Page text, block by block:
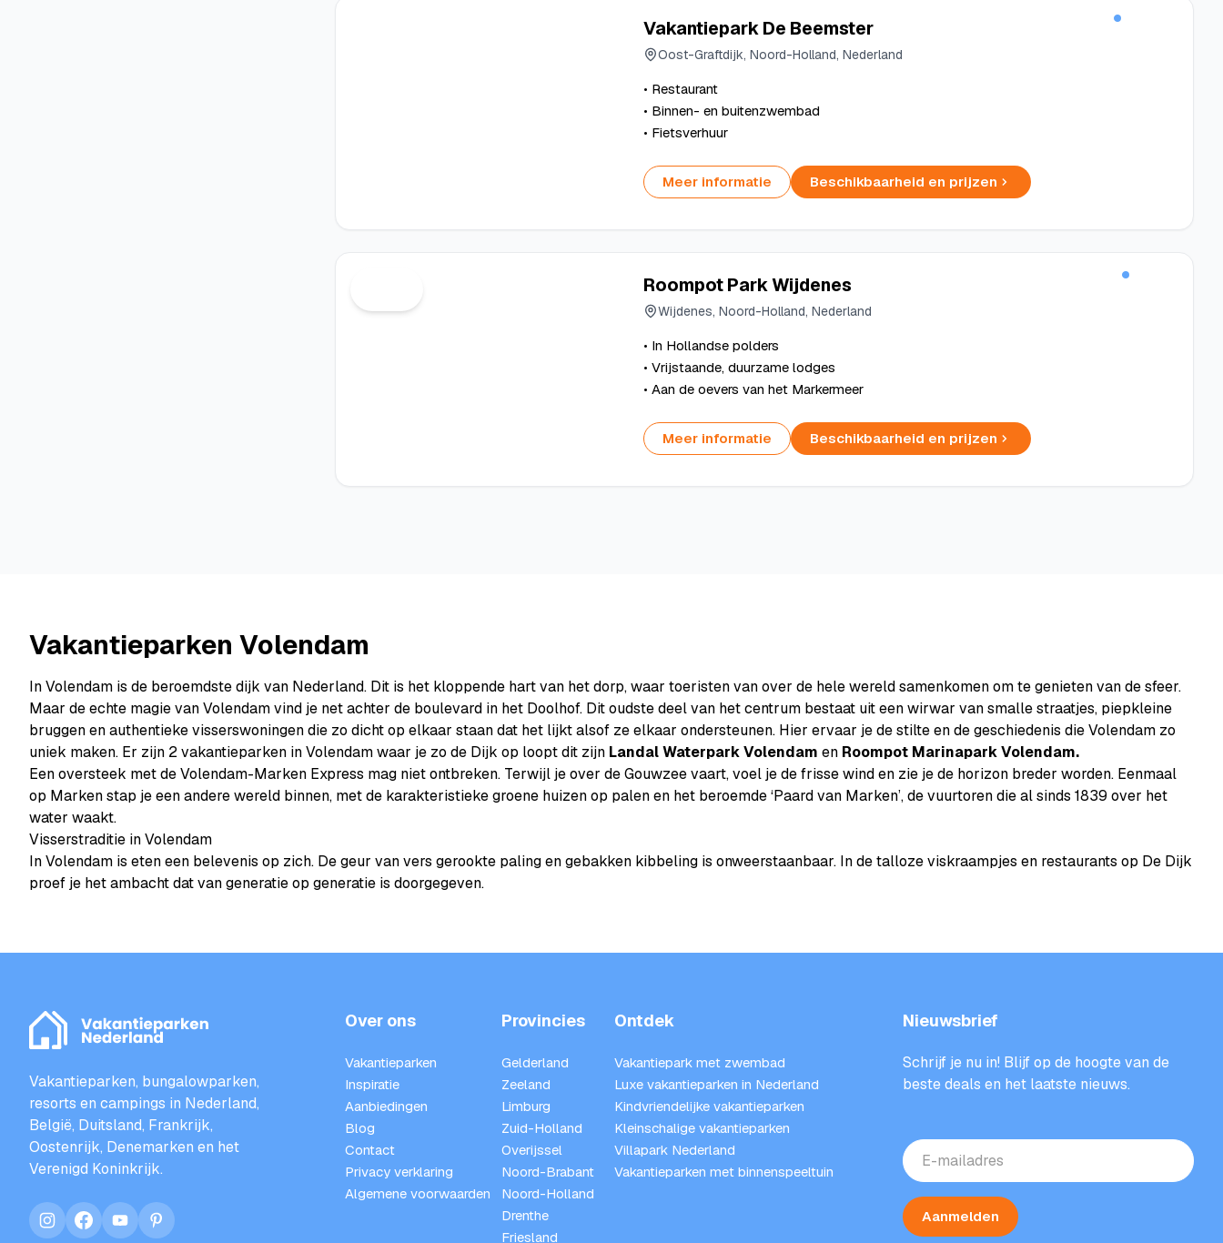
Vakantiepark De Beemster
Oost-Graftdijk, Noord-Holland, Nederland
• Restaurant
• Binnen- en buitenzwembad
• Fietsverhuur
Beschikbaarheid en prijzen
Meer informatie
Roompot Park Wijdenes
Wijdenes, Noord-Holland, Nederland
• In Hollandse polders
• Vrijstaande, duurzame lodges
• Aan de oevers van het Markermeer
Beschikbaarheid en prijzen
Meer informatie
Vakantieparken Volendam
In Volendam is de beroemdste dijk van Nederland. Dit is het kloppende hart van het dorp, waar toeristen van over de hele wereld samenkomen om te genieten van de sfeer.
Maar de echte magie van Volendam vind je net achter de boulevard in het Doolhof. Dit oudste deel van het centrum bestaat uit een wirwar van smalle straatjes, piepkleine
bruggen en authentieke visserswoningen die zo dicht op elkaar staan dat het lijkt alsof ze elkaar ondersteunen. Hier ervaar je de stilte en de geschiedenis die Volendam zo
uniek maken. Er zijn 2 vakantieparken in Volendam waar je zo de Dijk op loopt dit zijn Landal Waterpark Volendam en Roompot Marinapark Volendam.
Een oversteek met de Volendam-Marken Express mag niet ontbreken. Terwijl je over de Gouwzee vaart, voel je de frisse wind en zie je de horizon breder worden. Eenmaal
op Marken stap je een andere wereld binnen, met de karakteristieke groene huizen op palen en het beroemde ‘Paard van Marken’, de vuurtoren die al sinds 1839 over het
water waakt.
Visserstraditie in Volendam
In Volendam is eten een belevenis op zich. De geur van vers gerookte paling en gebakken kibbeling is onweerstaanbaar. In de talloze viskraampjes en restaurants op De Dijk
proef je het ambacht dat van generatie op generatie is doorgegeven.
Vakantieparken, bungalowparken,
resorts en campings in Nederland,
België, Duitsland, Frankrijk,
Oostenrijk, Denemarken en het
Verenigd Koninkrijk.
instagramfacebookyoutubepinterest
Over ons
Vakantieparken
Inspiratie
Aanbiedingen
Blog
Contact
Privacy verklaring
Algemene voorwaarden
Provincies
Gelderland
Zeeland
Limburg
Zuid-Holland
Overijssel
Noord-Brabant
Noord-Holland
Drenthe
Friesland
Ontdek
Vakantiepark met zwembad
Luxe vakantieparken in Nederland
Kindvriendelijke vakantieparken
Kleinschalige vakantieparken
Villapark Nederland
Vakantieparken met binnenspeeltuin
Nieuwsbrief
Schrijf je nu in! Blijf op de hoogte van de
beste deals en het laatste nieuws.
E-
mailadres
Aanmelden